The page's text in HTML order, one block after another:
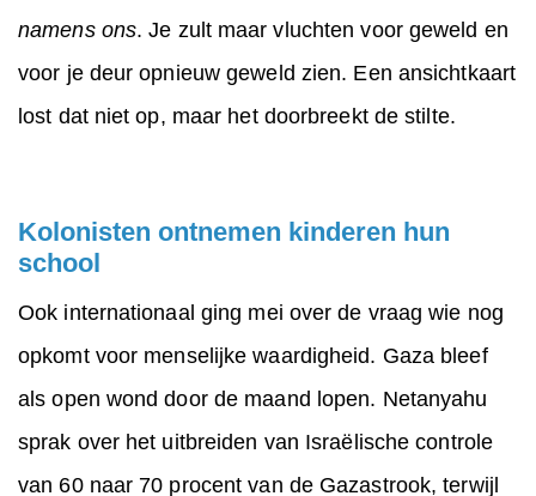
namens ons. Je zult maar vluchten voor geweld en
voor je deur opnieuw geweld zien. Een ansichtkaart
lost dat niet op, maar het doorbreekt de stilte.
Kolonisten ontnemen kinderen hun
school
Ook internationaal ging mei over de vraag wie nog
opkomt voor menselijke waardigheid. Gaza bleef
als open wond door de maand lopen. Netanyahu
sprak over het uitbreiden van Israëlische controle
van 60 naar 70 procent van de Gazastrook, terwijl